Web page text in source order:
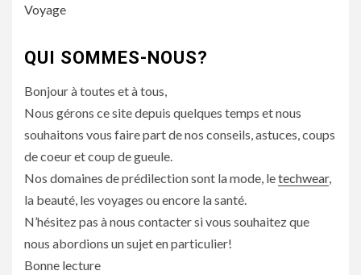
Voyage
QUI SOMMES-NOUS?
Bonjour à toutes et à tous,
Nous gérons ce site depuis quelques temps et nous
souhaitons vous faire part de nos conseils, astuces, coups
de coeur et coup de gueule.
Nos domaines de prédilection sont la mode, letechwear,
la beauté, les voyages ou encore la santé.
N’hésitez pas à nous contacter si vous souhaitez que
nous abordions un sujet en particulier!
Bonne lecture